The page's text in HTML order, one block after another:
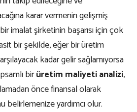
karar vermenin gelişmiş
imalat şirketinin başarısı için çok
bir şekilde, eğer bir üretim
kadar gelir sağlamıyorsa
birüretim maliyeti analizi,
önce finansal olarak
belirlemenize yardımcı olur.